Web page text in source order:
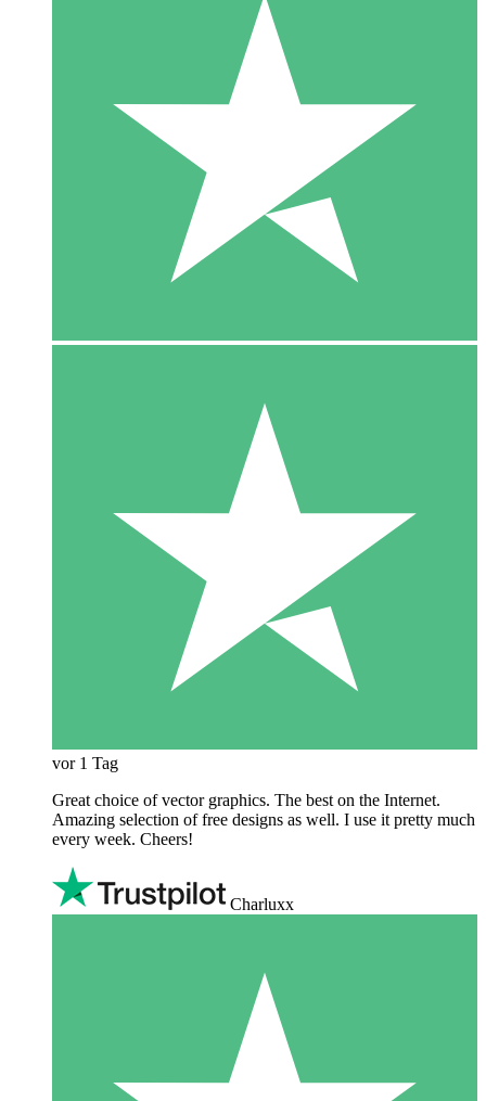
vor 1 Tag
Great choice of vector graphics. The best on the Internet.
Amazing selection of free designs as well. I use it pretty much
every week. Cheers!
Charluxx